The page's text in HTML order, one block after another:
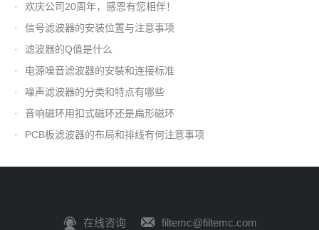
·
欢庆公司20周年，感恩有您相伴！
·
信号滤波器的安装位置与注意事项
·
滤波器的Q值是什么
·
电源噪音滤波器的安裝和连接标准
·
噪声滤波器的分类和特点有哪些
·
音响磁环用扣式磁环还是扁形磁环
·
PCB板滤波器的布局和排线有何注意事项
在线咨询 filtemc@filtemc.com